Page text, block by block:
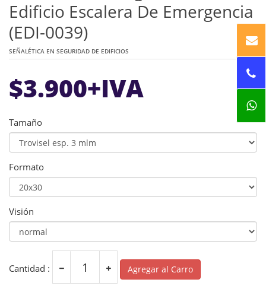
Edificio Escalera De Emergencia
(EDI-0039)
SEÑALÉTICA EN SEGURIDAD DE EDIFICIOS
$3.900+IVA
Tamaño
Formato
Visión
Cantidad : Agregar al Carro